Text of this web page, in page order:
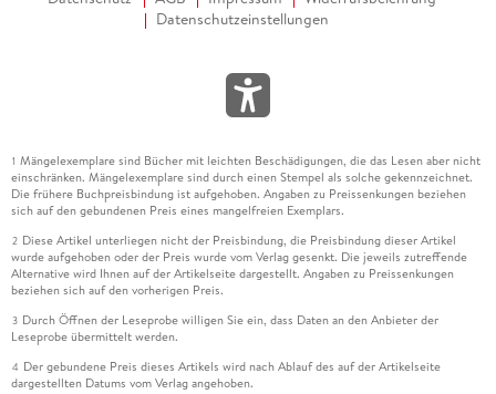
Datenschutzeinstellungen
1 Mängelexemplare sind Bücher mit leichten Beschädigungen, die das Lesen aber nicht
einschränken. Mängelexemplare sind durch einen Stempel als solche gekennzeichnet.
Die frühere Buchpreisbindung ist aufgehoben. Angaben zu Preissenkungen beziehen
sich auf den gebundenen Preis eines mangelfreien Exemplars.
2 Diese Artikel unterliegen nicht der Preisbindung, die Preisbindung dieser Artikel
wurde aufgehoben oder der Preis wurde vom Verlag gesenkt. Die jeweils zutreffende
Alternative wird Ihnen auf der Artikelseite dargestellt. Angaben zu Preissenkungen
beziehen sich auf den vorherigen Preis.
3 Durch Öffnen der Leseprobe willigen Sie ein, dass Daten an den Anbieter der
Leseprobe übermittelt werden.
4 Der gebundene Preis dieses Artikels wird nach Ablauf des auf der Artikelseite
dargestellten Datums vom Verlag angehoben.